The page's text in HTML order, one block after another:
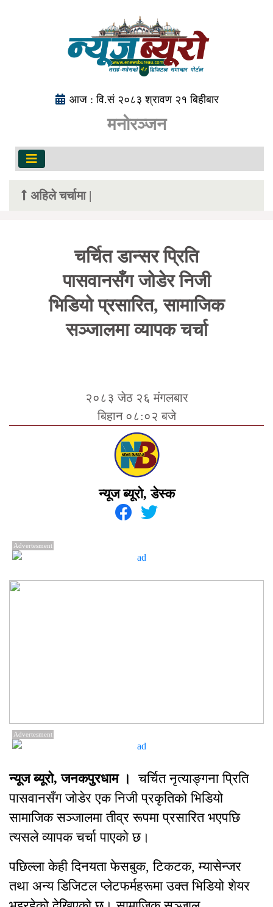
आज : वि.सं २०८३ श्रावण २१ बिहीबार
मनोरञ्जन
अहिले चर्चामा |
चर्चित डान्सर प्रिति
पासवानसँग जोडेर निजी
भिडियो प्रसारित, सामाजिक
सञ्जालमा व्यापक चर्चा
२०८३ जेठ २६ मंगलबार
बिहान ०८:०२ बजे
न्यूज ब्यूरो, डेस्क
Advertesment
Advertesment
न्यूज ब्यूरो, जनकपुरधाम । चर्चित नृत्याङ्गना प्रिति
पासवानसँग जोडेर एक निजी प्रकृतिको भिडियो
सामाजिक सञ्जालमा तीव्र रूपमा प्रसारित भएपछि
त्यसले व्यापक चर्चा पाएको छ।
पछिल्ला केही दिनयता फेसबुक, टिकटक, म्यासेन्जर
तथा अन्य डिजिटल प्लेटफर्महरूमा उक्त भिडियो शेयर